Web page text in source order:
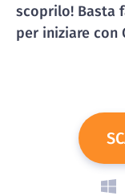
scoprilo! Basta
per iniziare con